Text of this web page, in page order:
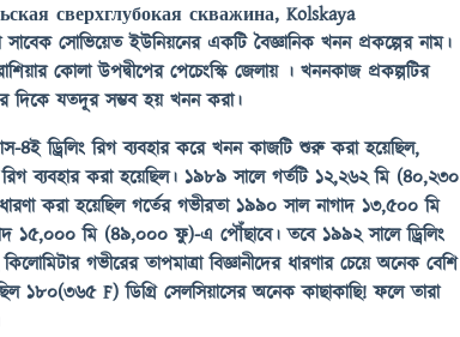
сверхглубокая скважина, Kolskaya
সোভিয়েত ইউনিয়নের একটি বৈজ্ঞানিক খনন প্রকল্পের নাম।
কোলা উপদ্বীপের পেচেংস্কি জেলায় । খননকাজ প্রকল্পটির
দিকে যতদূর সম্ভব হয় খনন করা।
৪ই ড্রিলিং রিগ ব্যবহার করে খনন কাজটি শুরু করা হয়েছিল,
ব্যবহার করা হয়েছিল। ১৯৮৯ সালে গর্তটি ১২,২৬২ মি (৪০,২৩০
করা হয়েছিল গর্তের গভীরতা ১৯৯০ সাল নাগাদ ১৩,৫০০ মি
মি (৪৯,০০০ ফু)-এ পৌঁছাবে। তবে ১৯৯২ সালে ড্রিলিং
গভীরের তাপমাত্রা বিজ্ঞানীদের ধারণার চেয়ে অনেক বেশি
১৮০(৩৬৫ F) ডিগ্রি সেলসিয়াসের অনেক কাছাকাছি! ফলে তারা